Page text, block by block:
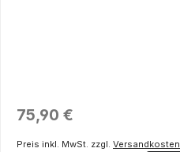
Regulärer Preis:
75,90 €
Preis inkl. MwSt. zzgl. Versandkosten